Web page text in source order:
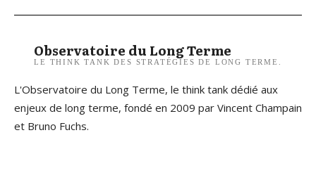
Observatoire du Long Terme
LE THINK TANK DES STRATÉGIES DE LONG TERME.
L'Observatoire du Long Terme, le think tank dédié aux
enjeux de long terme, fondé en 2009 par Vincent Champain
et Bruno Fuchs.